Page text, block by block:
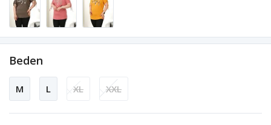
Beden
M L XL XXL